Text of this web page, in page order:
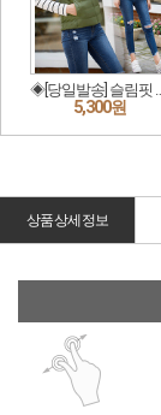
상품상세정보